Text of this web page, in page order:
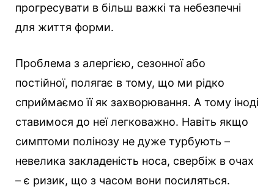
прогресувати в більш важкі та небезпечні
для життя форми.
Проблема з алергією, сезонної або
постійної, полягає в тому, що ми рідко
сприймаємо її як захворювання. А тому іноді
ставимося до неї легковажно. Навіть якщо
симптоми полінозу не дуже турбують –
невелика закладеність носа, свербіж в очах
– є ризик, що з часом вони посиляться.